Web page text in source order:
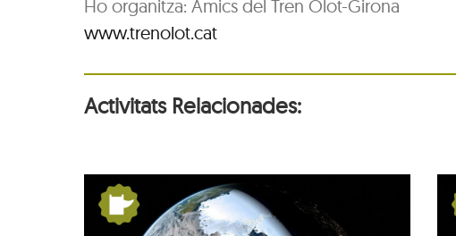
Ho organitza: Amics del Tren Olot-Girona
www.trenolot.cat
Activitats Relacionades: